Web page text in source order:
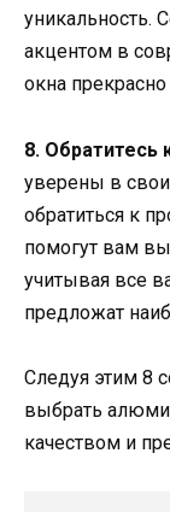
уникальность.
акцентом в
окна
8. Обратитесь
уверены в
обратиться к
помогут вам
учитывая все
предложат
Следуя этим 8
выбрать
качеством и